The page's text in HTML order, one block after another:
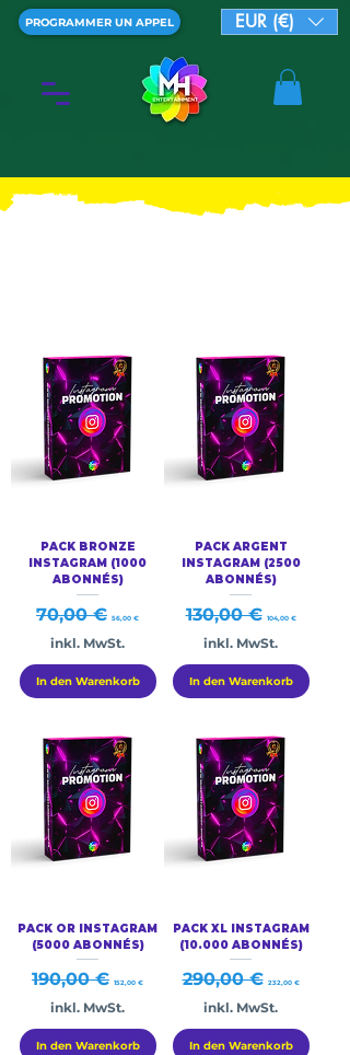
PROGRAMMER UN APPEL EUR (€)
PACK BRONZE
INSTAGRAM (1000
ABONNÉS)
Standardpreis
70,00 € 56,00 €
inkl. MwSt.
In den Warenkorb
PACK ARGENT
INSTAGRAM (2500
ABONNÉS)
Standardpreis
130,00 € 104,00 €
inkl. MwSt.
In den Warenkorb
PACK OR INSTAGRAM
(5000 ABONNÉS)
Standardpreis
190,00 € 152,00 €
inkl. MwSt.
In den Warenkorb
PACK XL INSTAGRAM
(10.000 ABONNÉS)
Standardpreis
290,00 € 232,00 €
inkl. MwSt.
In den Warenkorb